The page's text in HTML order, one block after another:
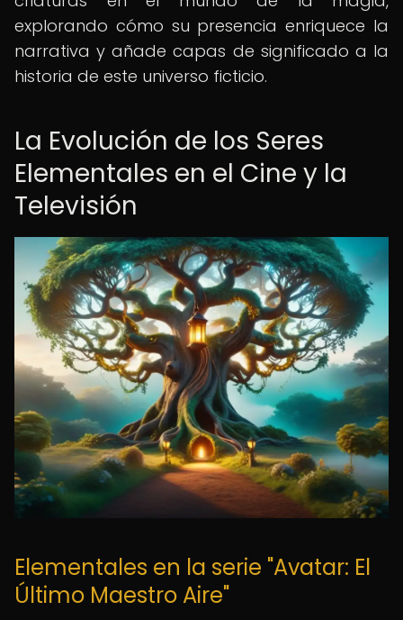
explorando cómo su presencia enriquece la
narrativa y añade capas de significado a la
historia de este universo ficticio.
La Evolución de los Seres
Elementales en el Cine y la
Televisión
Elementales en la serie "Avatar: El
Último Maestro Aire"